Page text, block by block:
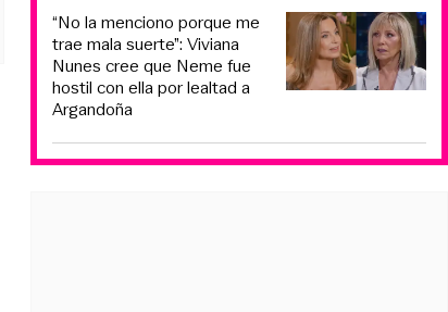
“No la menciono porque me
trae mala suerte”: Viviana
Nunes cree que Neme fue
hostil con ella por lealtad a
Argandoña